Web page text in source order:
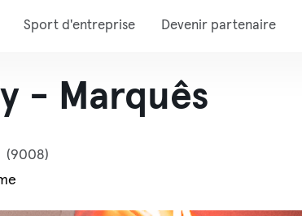
Sport d'entreprise Devenir partenaire
- Marquês
(9008)